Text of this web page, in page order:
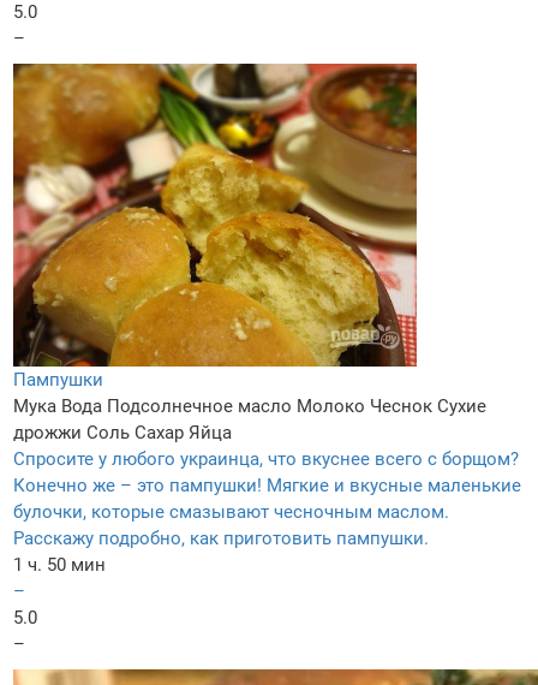
5.0
–
Пампушки
Мука Вода Подсолнечное масло Молоко Чеснок Сухие
дрожжи Соль Сахар Яйца
Спросите у любого украинца, что вкуснее всего с борщом?
Конечно же – это пампушки! Мягкие и вкусные маленькие
булочки, которые смазывают чесночным маслом.
Расскажу подробно, как приготовить пампушки.
1 ч. 50 мин
–
5.0
–